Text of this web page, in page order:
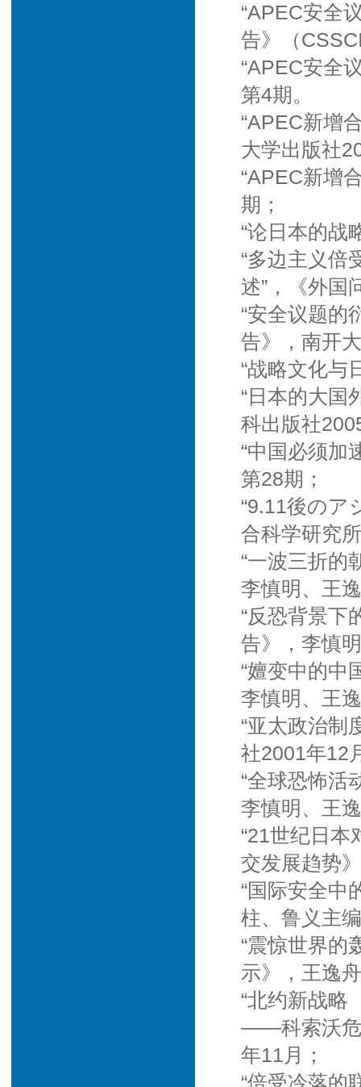
“APEC安全
告》（
“APEC安全
第4期。
“APEC新增
大学出版社
“APEC新增
期；
“论日本的战
“多边主义
述”，《外国
“安全议题的
告》，南开
“战略文化与
“日本的大国
科出版社
“中国必须加
第28期；
“9.11後のア
合科学研究
“一波三折的
李慎明、王
“反恐背景下
告》，李慎
“嬗变中的中
李慎明、王
“亚太政治制
社2001年12
“全球恐怖活
李慎明、王
“21世纪日本
交发展趋势
“国际安全中
柱、鲁义主
“震惊世界
示》，王逸
“北约新战略
——科索沃危
年11月；
“倍受冷落